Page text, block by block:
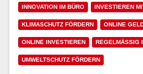
INNOVATION IM BÜRO INVESTIEREN
KLIMASCHUTZ FÖRDERN ONLINE
ONLINE INVESTIEREN REGELMÄSSIG
UMWELTSCHUTZ FÖRDERN